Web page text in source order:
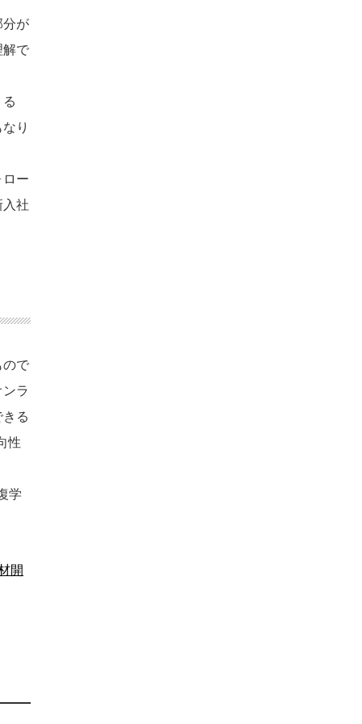
分が
解で
り
ー
社
ので
ラ
る
性
学
開